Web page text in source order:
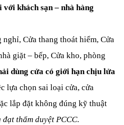
khách sạn – nhà hàng
nghỉ, Cửa thang thoát hiểm, Cửa
giặt – bếp, Cửa kho, phòng
dùng cửa có giới hạn chịu lửa
lựa chọn sai loại cửa, cửa
lắp đặt không đúng kỹ thuật
đạt thẩm duyệt PCCC.